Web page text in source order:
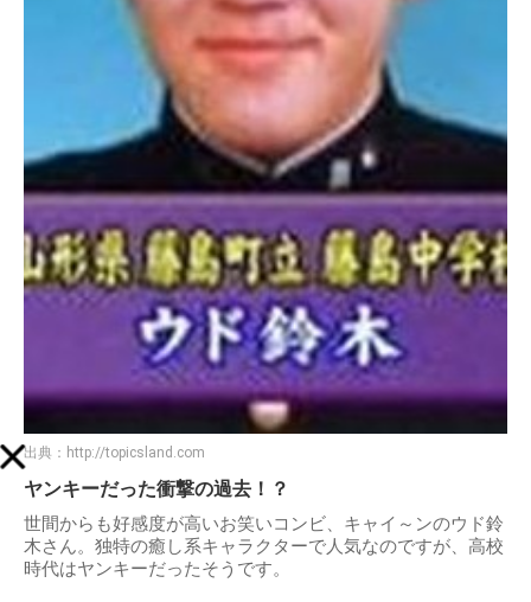
出典： http://topicsland.com
ヤンキーだった衝撃の過去！？
世間からも好感度が高いお笑いコンビ、キャイ～ンのウド鈴
木さん。独特の癒し系キャラクターで人気なのですが、高校
時代はヤンキーだったそうです。